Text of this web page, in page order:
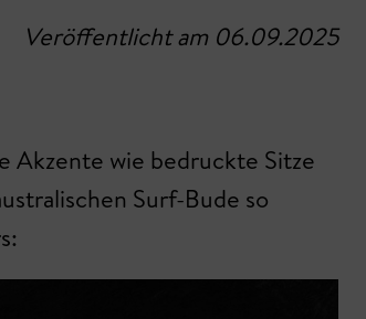
Veröffentlicht am 06.09.2025
Akzente wie bedruckte Sitze
Surf-Bude so